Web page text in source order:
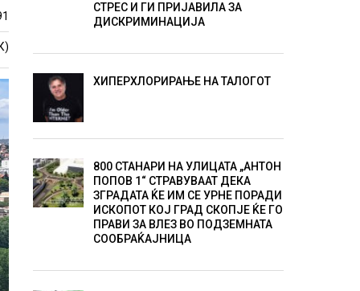
СТРЕС И ГИ ПРИЈАВИЛА ЗА
ДИСКРИМИНАЦИЈА
ХИПЕРХЛОРИРАЊЕ НА ТАЛОГОТ
800 СТАНАРИ НА УЛИЦАТА „АНТОН
ПОПОВ 1“ СТРАВУВААТ ДЕКА
ЗГРАДАТА ЌЕ ИМ СЕ УРНЕ ПОРАДИ
ИСКОПОТ КОЈ ГРАД СКОПЈЕ ЌЕ ГО
ПРАВИ ЗА ВЛЕЗ ВО ПОДЗЕМНАТА
СООБРАЌАЈНИЦА